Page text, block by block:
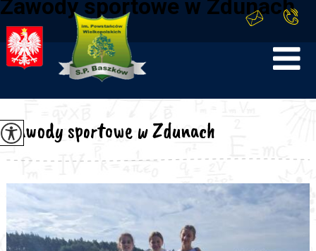
Zawody sportowe w Zdunach
Zawody sportowe w Zdunach